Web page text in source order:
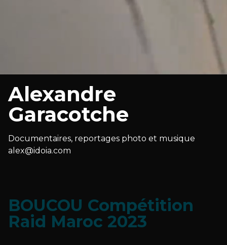
Alexandre
Garacotche
Documentaires, reportages photo et musique
alex@idoia.com
BOUCOU Compétition
Raid Maroc 2023